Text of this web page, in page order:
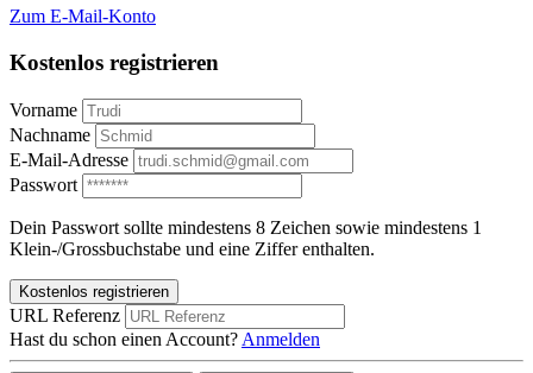
Zum E-Mail-Konto
Kostenlos registrieren
Vorname
Nachname
E-Mail-Adresse
Passwort
Dein Passwort sollte mindestens 8 Zeichen sowie mindestens 1
Klein-/Grossbuchstabe und eine Ziffer enthalten.
Kostenlos registrieren
URL Referenz
Hast du schon einen Account? Anmelden